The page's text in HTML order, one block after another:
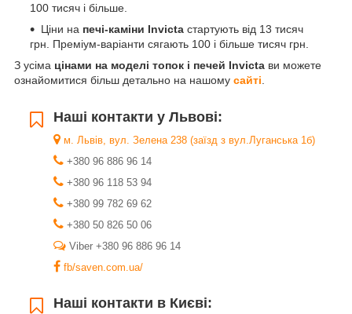
100 тисяч і більше.
Ціни на печі-каміни Invicta стартують від 13 тисяч
грн. Преміум-варіанти сягають 100 і більше тисяч грн.
З усіма цінами на моделі топок і печей Invicta ви можете
ознайомитися більш детально на нашому сайті
Наші контакти у Львові:
м. Львів, вул. Зелена 238 (заїзд з вул.Луганська 1б)
+380 96 886 96 14
+380 96 118 53 94
+380 99 782 69 62
+380 50 826 50 06
Viber +380 96 886 96 14
fb/saven.com.ua/
Наші контакти в Києві: